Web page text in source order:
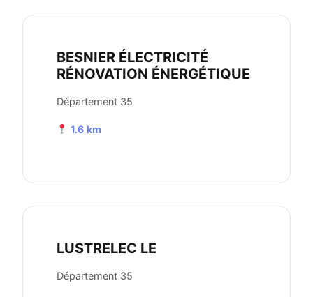
BESNIER ÉLECTRICITÉ
RÉNOVATION ÉNERGÉTIQUE
Département 35
1.6 km
LUSTRELEC LE
Département 35